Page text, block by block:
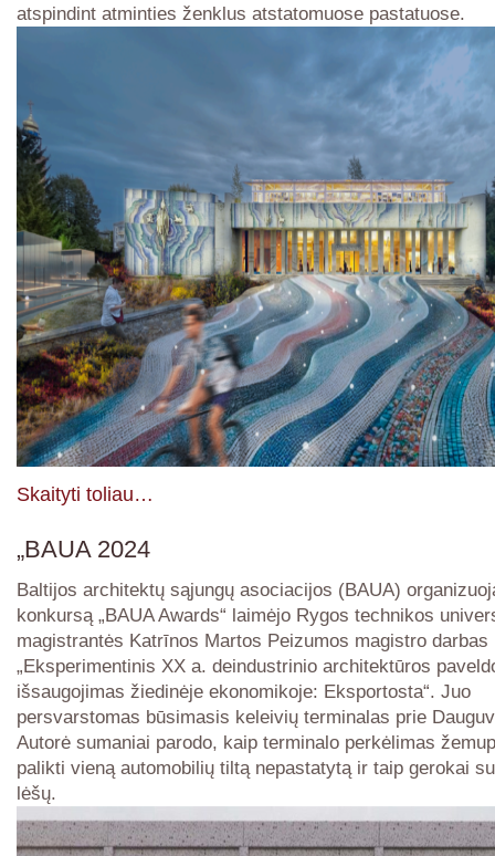
atspindint atminties ženklus atstatomuose pastatuose.
Skaityti toliau…
„BAUA 2024
Baltijos architektų sąjungų asociacijos (BAUA)
konkursą „BAUA Awards“ laimėjo Rygos technikos
magistrantės Katrīnos Martos Peizumos magistro darbas
„Eksperimentinis XX a. deindustrinio architektūros
išsaugojimas žiedinėje ekonomikoje: Eksportosta“. Juo
persvarstomas būsimasis keleivių terminalas prie
Autorė sumaniai parodo, kaip terminalo perkėlimas
palikti vieną automobilių tiltą nepastatytą ir taip gerokai
lėšų.